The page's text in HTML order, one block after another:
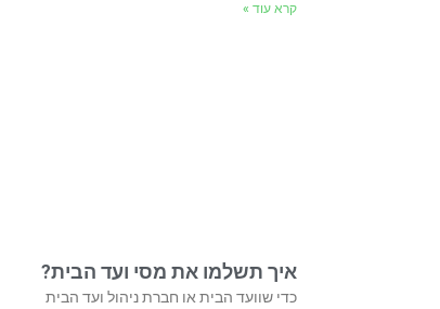
קרא עוד »
איך תשלמו את מסי ועד הבית?
כדי שוועד הבית או חברת ניהול ועד הבית